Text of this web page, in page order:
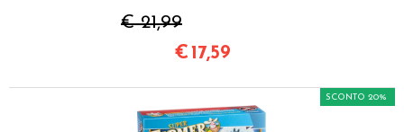
€ 21,99
€ 17,59
SCONTO 20%